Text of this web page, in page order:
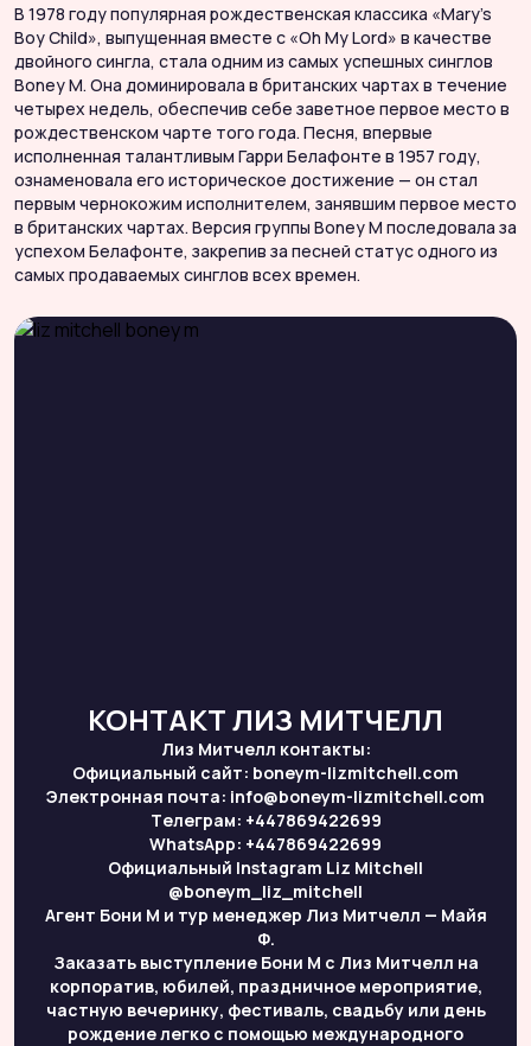
В 1978 году популярная рождественская классика «Mary’s
Boy Child», выпущенная вместе с «Oh My Lord» в качестве
двойного сингла, стала одним из самых успешных синглов
Boney M. Она доминировала в британских чартах в течение
четырех недель, обеспечив себе заветное первое место в
рождественском чарте того года. Песня, впервые
исполненная талантливым Гарри Белафонте в 1957 году,
ознаменовала его историческое достижение — он стал
первым чернокожим исполнителем, занявшим первое место
в британских чартах. Версия группы Boney M последовала за
успехом Белафонте, закрепив за песней статус одного из
самых продаваемых синглов всех времен.
КОНТАКТ ЛИЗ МИТЧЕЛЛ
Лиз Митчелл контакты:
Официальный сайт: boneym-lizmitchell.com
Электронная почта: info@boneym-lizmitchell.com
Тeлеграм: +447869422699
WhatsApp: +447869422699
Официальный Instagram Liz Mitchell
@boneym_liz_mitchell
Агент Бони М и тур менеджер Лиз Митчелл — Майя
Ф.
Заказать выступление Бони М с Лиз Митчелл на
корпоратив, юбилей, праздничное мероприятие,
частную вечеринку, фестиваль, свадьбу или день
рождение легко с помощью международного